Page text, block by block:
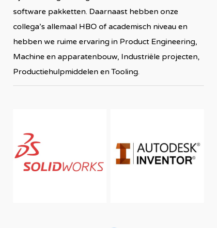
software pakketten. Daarnaast hebben onze
collega’s allemaal HBO of academisch niveau en
hebben we ruime ervaring in Product Engineering,
Machine en apparatenbouw, Industriële projecten,
Productiehulpmiddelen en Tooling.